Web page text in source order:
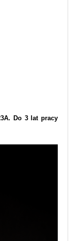
Do 3 lat pracy